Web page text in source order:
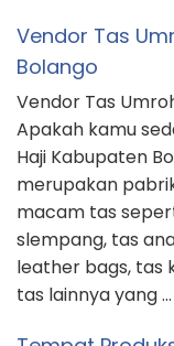
Vendor Tas
Bolango
Vendor Tas
Apakah kamu
Haji Kabupaten
merupakan
macam tas
slempang, tas
leather bags, tas
tas lainnya yang …